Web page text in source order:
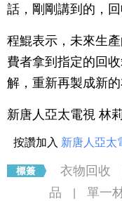
話，剛剛講到的，
程鯤表示，未來生
費者拿到指定的回
解，重新再製成新的
新唐人亞太電視 林
按讚加入 新唐人亞太
衣物回收
品
單一